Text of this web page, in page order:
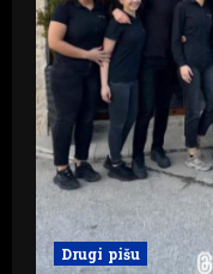
Drugi pišu